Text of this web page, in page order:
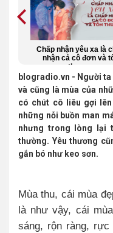
Chấp nhận yêu xa là
nhận cả cô đơn và
thương
blogradio.vn - Người ta
và cũng là mùa của
có chút cô liêu gợi
những nỗi buồn man
nhưng trong lòng lại
thường. Yêu thương
gắn bó như keo sơn.
Mùa thu, cái mùa
là như vậy, cái
sáng, rộn ràng,